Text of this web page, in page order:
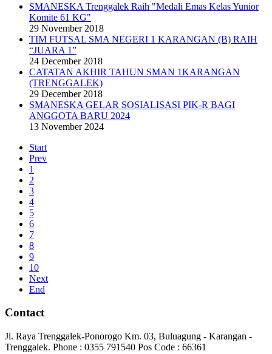
SMANESKA Trenggalek Raih "Medali Emas Kelas Yunior
Komite 61 KG"
29 November 2018
TIM FUTSAL SMA NEGERI 1 KARANGAN (B) RAIH
“JUARA 1”
24 December 2018
CATATAN AKHIR TAHUN SMAN 1KARANGAN
(TRENGGALEK)
29 December 2018
SMANESKA GELAR SOSIALISASI PIK-R BAGI
ANGGOTA BARU 2024
13 November 2024
Start
Prev
1
2
3
4
5
6
7
8
9
10
Next
End
Contact
Jl. Raya Trenggalek-Ponorogo Km. 03, Buluagung - Karangan -
Trenggalek. Phone : 0355 791540 Pos Code : 66361